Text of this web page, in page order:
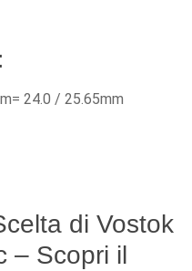
24.0 / 25.65mm
di Vostok
– Scopri il